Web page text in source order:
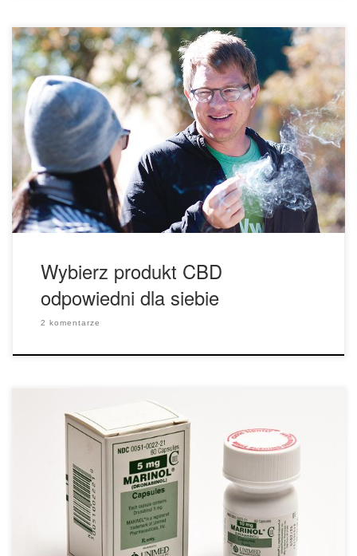
Jeśli masz na tyle szczęścia, że mieszkasz w państwie,
gdzie marihuana jest legalna, masz stale rosnący wybór
produktów zawierających CBD. Znalezienie odpowiedniego
będzie w dużym stopniu polegało na okolicznościach w
jakich się znajdujesz, ale istnieje kilka kluczowych
wskazówek, o których należy pamiętać podczas
wyszukiwania odpowiedniego wyboru. Produkty
przetestowane laboratoryjnie są […]
Wybierz produkt CBD
odpowiedni dla siebie
2 komentarze
Dostawcy medycznej marihuany mogą ubiegać się o
pozwolenie na uprawę medycznej marihuany w Australii.
Australia otworzyła uprawę medycznej marihuany w dniu 30
października w drodze głosowania po przejściu nowego
ustawodawstwa pozwalającego na licencjonowaną uprawę i
produkcję marihuanę do celów leczniczych i naukowych.
„Do tej pory, pacjentom sprawiało sporą trudność
zdobywanie […]